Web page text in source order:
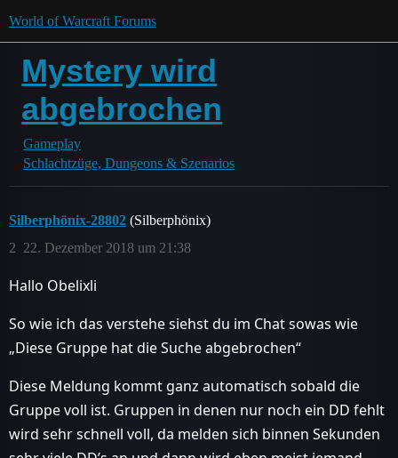
World of Warcraft Forums
Mystery wird
abgebrochen
Gameplay
Schlachtzüge, Dungeons & Szenarios
Silberphönix-28802 (Silberphönix)
22. Dezember 2018 um 21:38
2
Hallo Obelixli
So wie ich das verstehe siehst du im Chat sowas wie
„Diese Gruppe hat die Suche abgebrochen“
Diese Meldung kommt ganz automatisch sobald die
Gruppe voll ist. Gruppen in denen nur noch ein DD fehlt
wird sehr schnell voll, da melden sich binnen Sekunden